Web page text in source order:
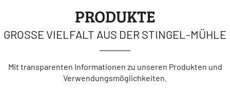
PRODUKTE
GROSSE VIELFALT AUS DER STINGEL-MÜHLE
Mit transparenten Informationen zu unseren Produkten und
Verwendungsmöglichkeiten.